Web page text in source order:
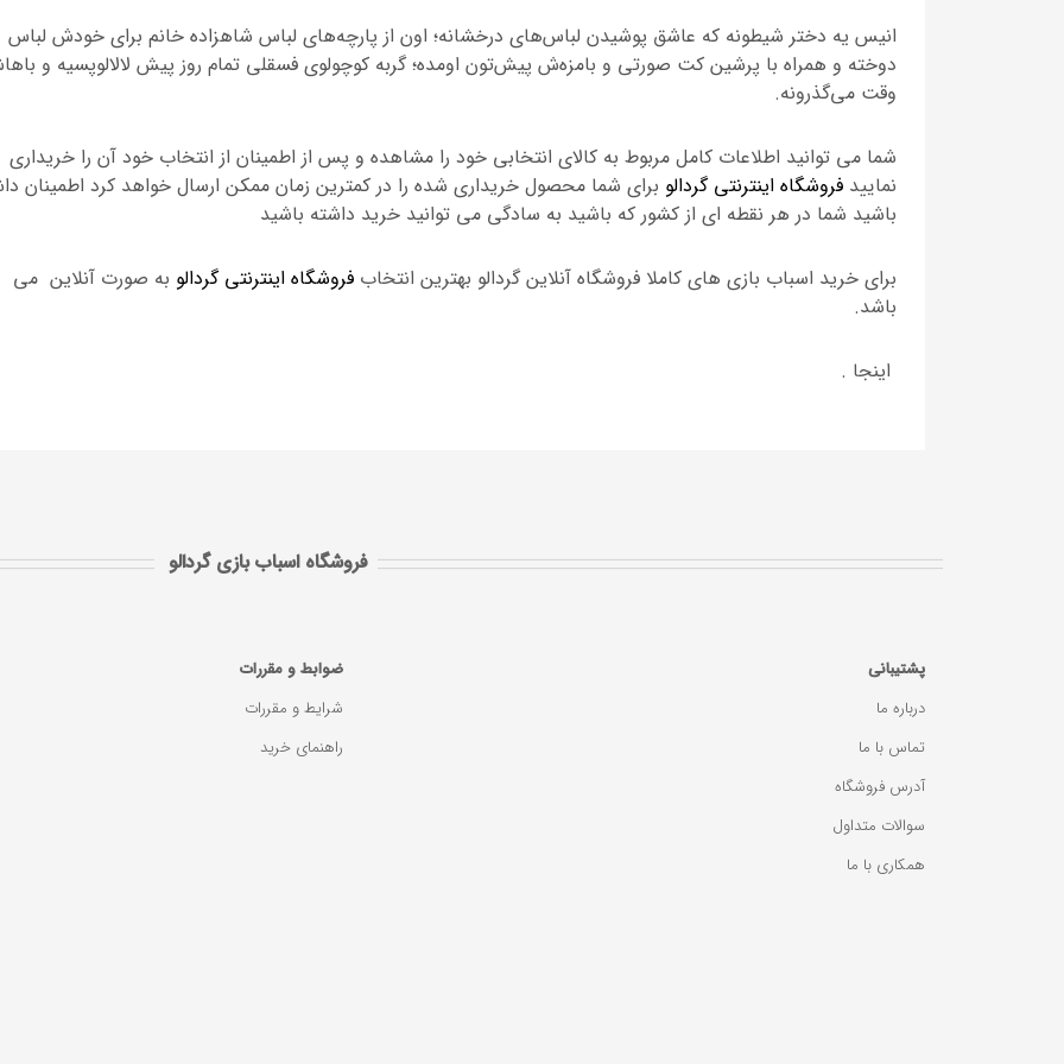
انیس یه دختر شیطونه که ‌عاشق پوشیدن لباس‌های درخشانه؛ اون از پارچه‌های لباس شاهزاده خانم برای خودش لباس
دوخته و همراه با پرشین کت صورتی و بامزه‌ش پیش‌تون اومده؛ گربه کوچولوی فسقلی تمام روز پیش لالالوپسیه و
وقت می‌گذرونه.
شما می توانید اطلاعات کامل مربوط به کالای انتخابی خود را مشاهده و پس از اطمینان از انتخاب خود آن را خریداری
نمایید فروشگاه اینترنتی گردالو برای شما محصول خریداری شده را در کمترین زمان ممکن ارسال خواهد کرد اطمینان
باشید شما در هر نقطه ای از کشور که باشید به سادگی می توانید خرید داشته باشید
برای خرید اسباب بازی های کاملا فروشگاه آنلاین گردالو بهترین انتخاب فروشگاه اینترنتی گردالو به صورت آنلاین می
باشد.
اینجا .
فروشگاه اسباب بازی گردالو
پشتیبانی
درباره ما
تماس با ما
آدرس فروشگاه
سوالات متداول
همکاری با ما
ضوابط و مقررات
شرایط و مقررات
راهنمای خرید